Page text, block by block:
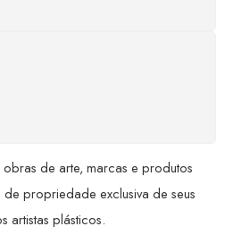
obras de arte, marcas e produtos
propriedade exclusiva de seus
artistas plásticos.